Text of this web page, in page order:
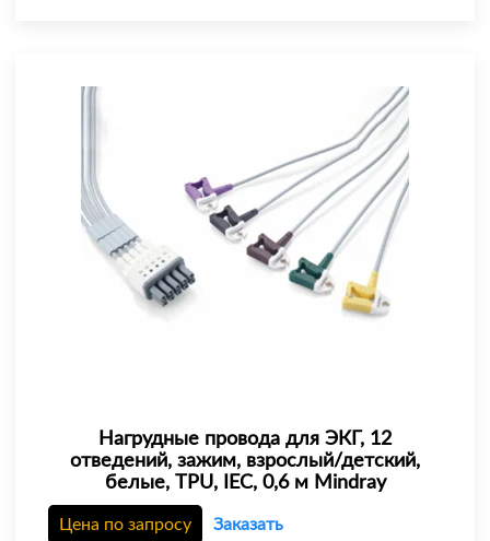
Нагрудные провода для ЭКГ, 12
отведений, зажим, взрослый/детский,
белые, TPU, IEC, 0,6 м Mindray
Цена по запросу Заказать